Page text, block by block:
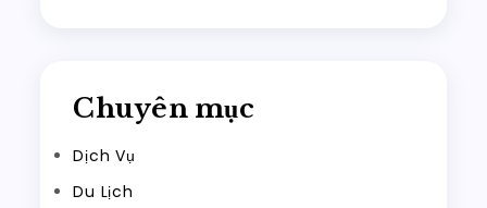
Chuyên mục
Dịch Vụ
Du Lịch